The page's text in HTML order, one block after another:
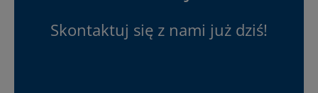
Skontaktuj się z nami już dziś!